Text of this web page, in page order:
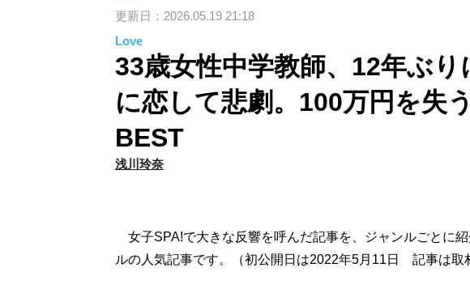
更新日：2026.05.19 21:18
Love
33歳女性中学教師、12年ぶ
に恋して悲劇。100万円を失
BEST
浅川玲奈
女子SPA!で大きな反響を呼んだ記事を、ジャンルごとに
ルの人気記事です。（初公開日は2022年5月11日 記事は取